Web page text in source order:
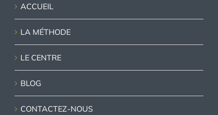
ACCUEIL
LA MÉTHODE
LE CENTRE
BLOG
CONTACTEZ-NOUS